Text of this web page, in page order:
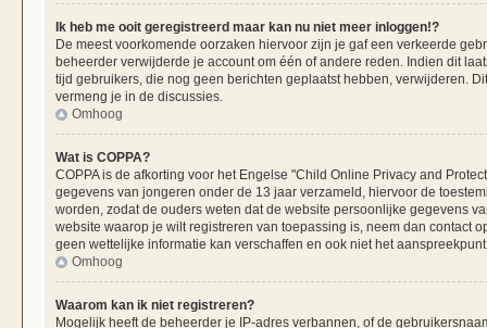
Ik heb me ooit geregistreerd maar kan nu niet meer inloggen!?
De meest voorkomende oorzaken hiervoor zijn je gaf een verkeerde
beheerder verwijderde je account om één of andere reden. Indien dit
tijd gebruikers, die nog geen berichten geplaatst hebben, verwijderen.
vermeng je in de discussies.
Omhoog
Wat is COPPA?
COPPA is de afkorting voor het Engelse "Child Online Privacy and
gegevens van jongeren onder de 13 jaar verzameld, hiervoor de
worden, zodat de ouders weten dat de website persoonlijke gegevens
website waarop je wilt registreren van toepassing is, neem dan contact
geen wettelijke informatie kan verschaffen en ook niet het
Omhoog
Waarom kan ik niet registreren?
Mogelijk heeft de beheerder je IP-adres verbannen, of de